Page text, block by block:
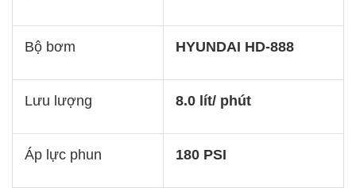
Bộ bơm HYUNDAI HD-888
Lưu lượng 8.0 lít/ phút
Áp lực phun 180 PSI